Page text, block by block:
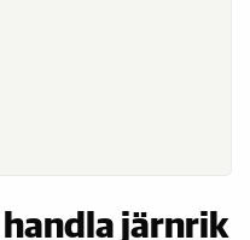
handla järnrik